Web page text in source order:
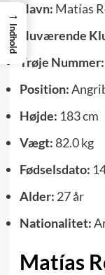
Navn: Matías
Nuværende
Trøje Nummer:
Position:
Højde: 183 cm
Vægt: 82.0 kg
Fødselsdato:
Alder: 27 år
Nationalitet:
Matías
→
Indhold